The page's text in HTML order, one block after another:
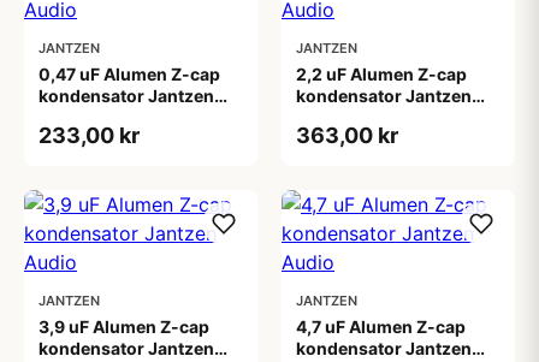
JANTZEN
0,47 uF Alumen Z-cap
kondensator Jantzen
233,00 kr
JANTZEN
2,2 uF Alumen Z-cap
kondensator Jantzen
363,00 kr
JANTZEN
3,9 uF Alumen Z-cap
kondensator Jantzen
JANTZEN
4,7 uF Alumen Z-cap
kondensator Jantzen